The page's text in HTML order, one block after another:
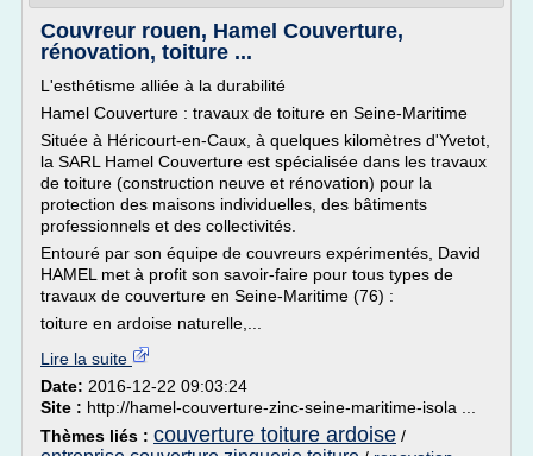
Couvreur rouen, Hamel Couverture,
rénovation, toiture ...
L'esthétisme alliée à la durabilité
Hamel Couverture : travaux de toiture en Seine-Maritime
Située à Héricourt-en-Caux, à quelques kilomètres d'Yvetot,
la SARL Hamel Couverture est spécialisée dans les travaux
de toiture (construction neuve et rénovation) pour la
protection des maisons individuelles, des bâtiments
professionnels et des collectivités.
Entouré par son équipe de couvreurs expérimentés, David
HAMEL met à profit son savoir-faire pour tous types de
travaux de couverture en Seine-Maritime (76) :
toiture en ardoise naturelle,...
Lire la suite
Date: 2016-12-22 09:03:24
Site : http://hamel-couverture-zinc-seine-maritime-isola ...
Thèmes liés : couverture toiture ardoise /